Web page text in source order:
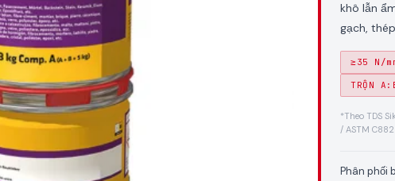
khô lẫn
gạch,
≥35 N/
TRỘN
*Theo TDS
/ ASTM C882
Phân phối